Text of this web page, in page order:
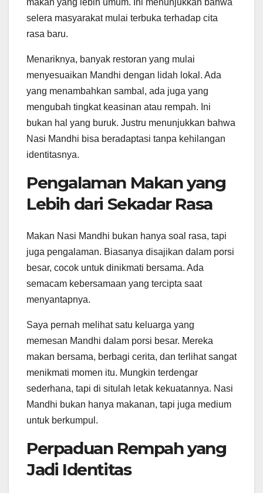
makan yang lebih umum. Ini menunjukkan bahwa
selera masyarakat mulai terbuka terhadap cita
rasa baru.
Menariknya, banyak restoran yang mulai
menyesuaikan Mandhi dengan lidah lokal. Ada
yang menambahkan sambal, ada juga yang
mengubah tingkat keasinan atau rempah. Ini
bukan hal yang buruk. Justru menunjukkan bahwa
Nasi Mandhi bisa beradaptasi tanpa kehilangan
identitasnya.
Pengalaman Makan yang
Lebih dari Sekadar Rasa
Makan Nasi Mandhi bukan hanya soal rasa, tapi
juga pengalaman. Biasanya disajikan dalam porsi
besar, cocok untuk dinikmati bersama. Ada
semacam kebersamaan yang tercipta saat
menyantapnya.
Saya pernah melihat satu keluarga yang
memesan Mandhi dalam porsi besar. Mereka
makan bersama, berbagi cerita, dan terlihat sangat
menikmati momen itu. Mungkin terdengar
sederhana, tapi di situlah letak kekuatannya. Nasi
Mandhi bukan hanya makanan, tapi juga medium
untuk berkumpul.
Perpaduan Rempah yang
Jadi Identitas